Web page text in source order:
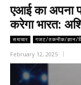
एआई का अपना
करेगा भारत:
समाचार गजट/तकनीक/ज्ञान/
February 12, 2025